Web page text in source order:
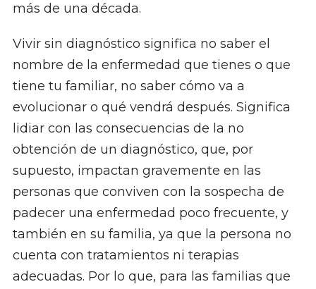
más de una década.
Vivir sin diagnóstico significa no saber el
nombre de la enfermedad que tienes o que
tiene tu familiar, no saber cómo va a
evolucionar o qué vendrá después. Significa
lidiar con las consecuencias de la no
obtención de un diagnóstico, que, por
supuesto, impactan gravemente en las
personas que conviven con la sospecha de
padecer una enfermedad poco frecuente, y
también en su familia, ya que la persona no
cuenta con tratamientos ni terapias
adecuadas. Por lo que, para las familias que